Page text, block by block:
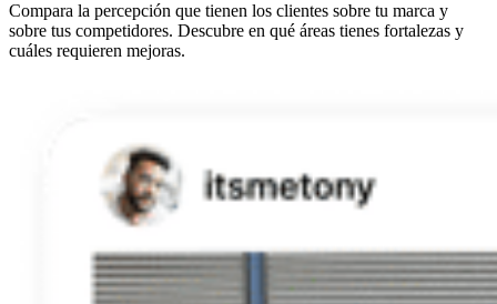
Compara la percepción que tienen los clientes sobre tu marca y
sobre tus competidores. Descubre en qué áreas tienes fortalezas y
cuáles requieren mejoras.